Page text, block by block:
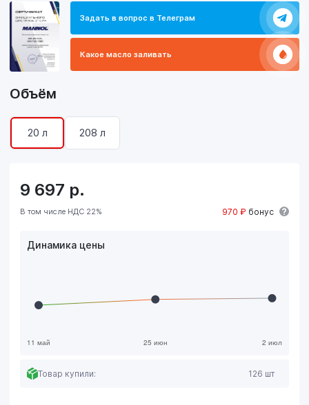
Задать в вопрос в Телеграм
Какое масло заливать
Объём
20 л 208 л
9 697 р.
В том числе НДС 22% 970 ₽ бонус
Динамика цены
Товар купили: 126 шт